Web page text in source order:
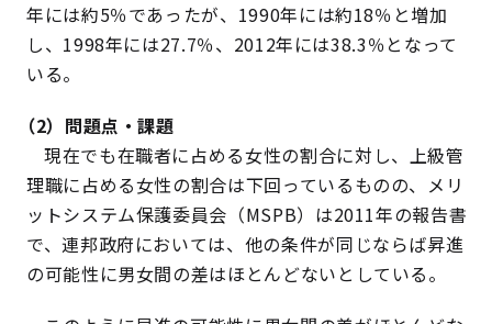
年には約5％であったが、1990年には約18％と増加
し、1998年には27.7％、2012年には38.3％となって
いる。
（2）問題点・課題
現在でも在職者に占める女性の割合に対し、上級管
理職に占める女性の割合は下回っているものの、メリ
ットシステム保護委員会（MSPB）は2011年の報告書
で、連邦政府においては、他の条件が同じならば昇進
の可能性に男女間の差はほとんどないとしている。